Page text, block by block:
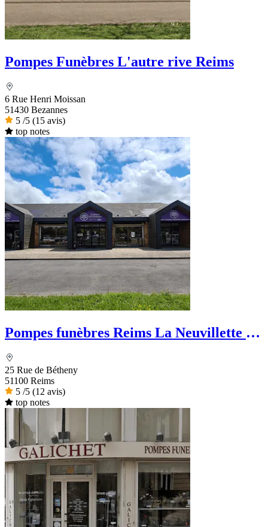
Pompes Funèbres L'autre rive Reims
6 Rue Henri Moissan
51430 Bezannes
5 /5 (15 avis)
top notes
Pompes funèbres Reims La Neuvillette -
25 Rue de Bétheny
51100 Reims
5 /5 (12 avis)
top notes